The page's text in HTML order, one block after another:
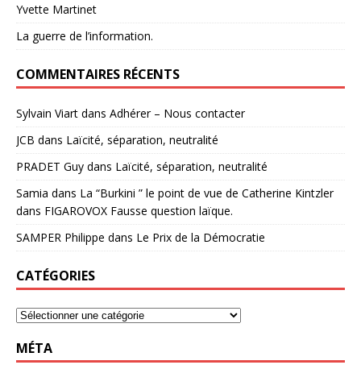
Yvette Martinet
La guerre de l’information.
COMMENTAIRES RÉCENTS
Sylvain Viart dans Adhérer – Nous contacter
JCB dans Laïcité, séparation, neutralité
PRADET Guy dans Laïcité, séparation, neutralité
Samia dans La “Burkini ” le point de vue de Catherine Kintzler
dans FIGAROVOX Fausse question laïque.
SAMPER Philippe dans Le Prix de la Démocratie
CATÉGORIES
MÉTA